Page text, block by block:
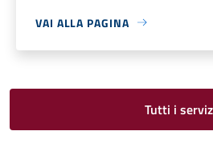
VAI ALLA PAGINA
Tutti i